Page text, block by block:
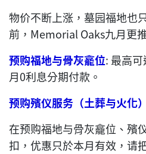
物价不断上涨，墓园福地也
前，Memorial Oaks九月更
预购福地与骨灰龕位: 最高
月0利息分期付款。
预购殯仪服务（土葬与火化）
在预购福地与骨灰龕位、殯
扣，优惠只於本月有效，请